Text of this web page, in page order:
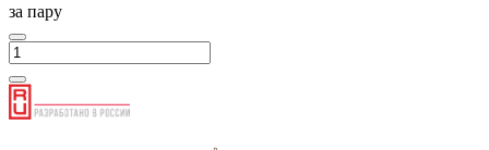
за пару